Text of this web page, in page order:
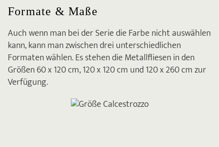
Formate & Maße
Auch wenn man bei der Serie die Farbe nicht auswählen
kann, kann man zwischen drei unterschiedlichen
Formaten wählen. Es stehen die Metallfliesen in den
Größen 60 x 120 cm, 120 x 120 cm und 120 x 260 cm zur
Verfügung.